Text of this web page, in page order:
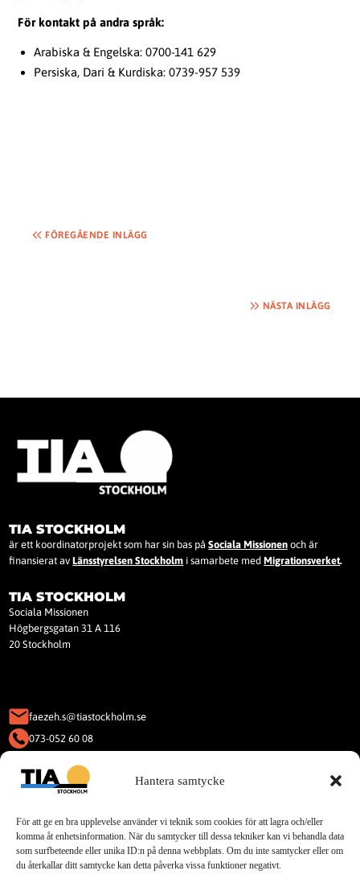
Hantera samtycke
För att ge en bra upplevelse använder vi teknik som cookies för att lagra och/eller
komma åt enhetsinformation. När du samtycker till dessa tekniker kan vi behandla data
som surfbeteende eller unika ID:n på denna webbplats. Om du inte samtycker eller om
du återkallar ditt samtycke kan detta påverka vissa funktioner negativt.
För kontakt på andra språk:
Arabiska & Engelska: 0700-141 629
Persiska, Dari & Kurdiska: 0739-957 539
FÖREGÅENDE INLÄGG
NÄSTA INLÄGG
TIA STOCKHOLM
är ett koordinatorprojekt som har sin bas påSociala Missionen och är
finansierat avLänsstyrelsen Stockholm i samarbete medMigrationsverket.
TIA STOCKHOLM
Sociala Missionen
Högbergsgatan 31 A 116
20 Stockholm
faezeh.s@tiastockholm.se
073-052 60 08
KAKOR (COOKIES)
Denna webbplats använder Kakor
Läs vår integritetspolicy för cookies.
Sociala Medier